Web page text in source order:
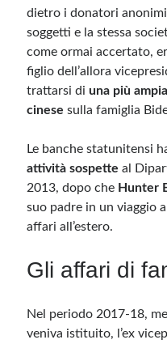
dietro i donatori
soggetti e la stessa
come ormai accertato,
figlio dell’allora
trattarsi diuna più
cinese sulla famiglia
Le banche statunitensi
attività sospette al
2013, dopo che Hunter
suo padre in un viaggio
affari all’estero.
Gli affari di
Nel periodo 2017-18,
veniva istituito, l’ex